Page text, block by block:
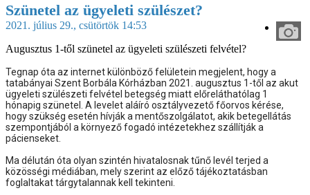
Szünetel az ügyeleti szülészet?
2021. július 29., csütörtök 14:53
Augusztus 1-től szünetel az ügyeleti szülészeti felvétel?
Tegnap óta az internet különböző felületein megjelent, hogy a
tatabányai Szent Borbála Kórházban 2021. augusztus 1-től az akut
ügyeleti szülészeti felvétel betegség miatt előreláthatólag 1
hónapig szünetel. A levelet aláíró osztályvezető főorvos kérése,
hogy szükség esetén hívják a mentőszolgálatot, akik betegellátás
szempontjából a környező fogadó intézetekhez szállítják a
pácienseket.
Ma délután óta olyan szintén hivatalosnak tűnő levél terjed a
közösségi médiában, mely szerint az előző tájékoztatásban
foglaltakat tárgytalannak kell tekinteni.